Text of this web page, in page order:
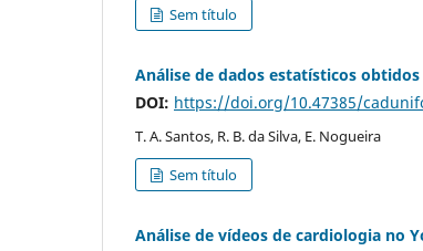
Sem título
Análise de dados estatísticos
DOI: https://doi.org/10.47385/
T. A. Santos, R. B. da Silva, E. Nogueira
Sem título
Análise de vídeos de cardiologia no